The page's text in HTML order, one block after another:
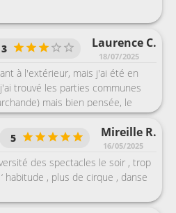
Laurence C.
18/07/2025
3
à l'extérieur, mais j'ai été en
trouvé les parties communes
mais bien pensée, le
fatigue des serveurs ils étaient
suivants ils ont pris du poil de la
je n'ai pas aimer l'attitude
au d un bar qui proposait des
clients sauf mon mari, on va
sa couleur je n'ai pas aimé
à 16h
Mireille R.
16/05/2025
5
des spectacles le soir , trop
habitude , plus de cirque , danse